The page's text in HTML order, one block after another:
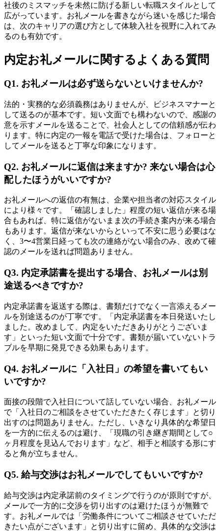
社後のミスマッチを未然に防げる新しい転職スタイルとして
広がっています。お礼メールを書きながら迷いを感じた場合
は、次のキャリアの選び方として体験入社を視野に入れてみ
るのも有効です。
内定お礼メールに関するよくある質問
Q1. お礼メールは必ず送らないといけませんか?
法的・実務的な必須義務はありませんが、ビジネスマナーと
して送るのが基本です。短い文面でも構わないので、感謝の
意を示すメールを送ることで、社会人としての信頼感が伝わ
ります。特に内定の一報を電話で受けた場合は、フォローと
してメールを送ると丁寧な印象になります。
Q2. お礼メールに返信は来ますか? 来ない場合は心
配したほうがいいですか?
お礼メールへの返信の有無は、企業や担当者の対応スタイル
により様々です。「確認しました」程度の短い返信が来る場
合もあれば、特に返信がないまま次の手続き案内が来る場合
もあります。返信が来ないからといって不安に思う必要はな
く、3〜4営業日経っても次の連絡がない場合のみ、改めて確
認のメールを送れば問題ありません。
Q3. 内定承諾書を提出する場合、お礼メールは別
途送るべきですか?
内定承諾書を返送する際は、書類だけでなく一言添えるメー
ルを別途送るのが丁寧です。「内定承諾書を本日発送いたし
ました。改めまして、内定をいただきありがとうございま
す」といった短い文面で十分です。書類が届いていないトラ
ブルを早期に発見できる効果もあります。
Q4. お礼メールに「入社日」の希望を書いてもい
いですか?
面接の段階で入社日について話していない場合、お礼メール
で「入社日のご相談をさせていただきたく存じます」と切り
出すのは問題ありません。ただし、いきなり具体的な希望日
を一方的に伝えるのは避け、「現職の引き継ぎ期間として○
ヶ月程度を見込んでおります」など、相手と相談する形にす
ると角が立ちません。
Q5. 給与交渉はお礼メールでしてもいいですか?
給与交渉は内定承諾前のタイミングで行うのが原則ですが、
メールで一方的に交渉を切り出すのは避けたほうが無難で
す。お礼メールでは「労働条件についてご相談させていただ
きたい点がございます」と切り出すに留め、具体的な交渉は